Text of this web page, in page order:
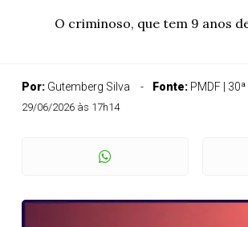
O criminoso, que tem 9 anos
Por: Gutemberg Silva Fonte: PMDF |
29/06/2026 às 17h14